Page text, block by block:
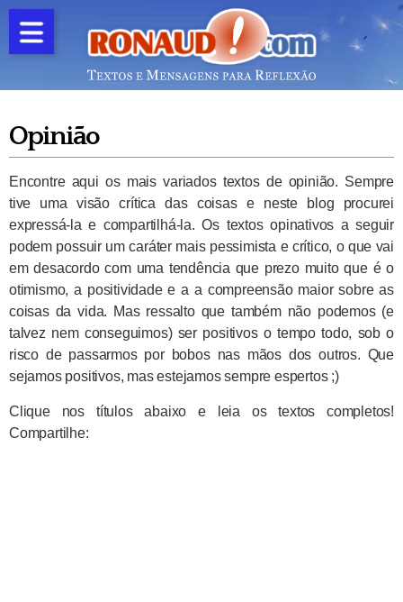
Opinião
Encontre aqui os mais variados textos de opinião. Sempre
tive uma visão crítica das coisas e neste blog procurei
expressá-la e compartilhá-la. Os textos opinativos a seguir
podem possuir um caráter mais pessimista e crítico, o que vai
em desacordo com uma tendência que prezo muito que é o
otimismo, a positividade e a a compreensão maior sobre as
coisas da vida. Mas ressalto que também não podemos (e
talvez nem conseguimos) ser positivos o tempo todo, sob o
risco de passarmos por bobos nas mãos dos outros. Que
sejamos positivos, mas estejamos sempre espertos ;)
Clique nos títulos abaixo e leia os textos completos!
Compartilhe: